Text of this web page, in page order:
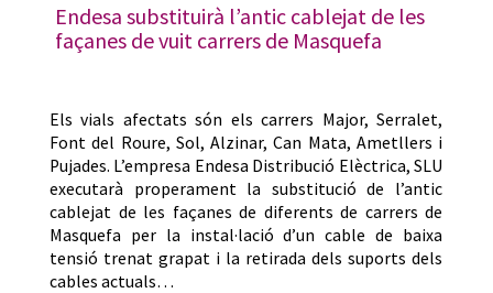
Endesa substituirà l’antic cablejat de les
façanes de vuit carrers de Masquefa
Els vials afectats són els carrers Major, Serralet,
Font del Roure, Sol, Alzinar, Can Mata, Ametllers i
Pujades. L’empresa Endesa Distribució Elèctrica, SLU
executarà properament la substitució de l’antic
cablejat de les façanes de diferents de carrers de
Masquefa per la instal·lació d’un cable de baixa
tensió trenat grapat i la retirada dels suports dels
cables actuals…